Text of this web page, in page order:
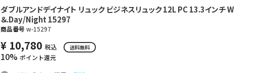
ダブルアンドデイナイト リュック ビジネスリュック 12L PC 13.3インチ W
＆.Day/Night 15297
商品番号 w-15297
¥ 10,780 税込 送料無料
10% ポイント還元